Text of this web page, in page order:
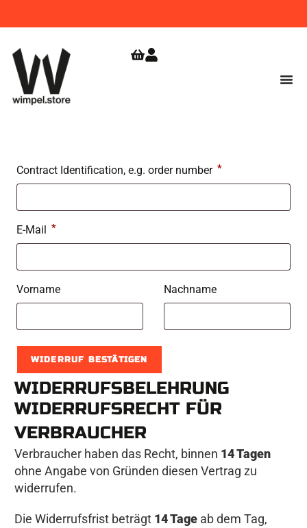
SHOPERÖFFNUNG
Contract Identification, e.g. order number *
E-Mail *
E
-
M
l
(
w
e
Vorname Nachname
WIDERRUF BESTÄTIGEN
WIDERRUFSBELEHRUNG
WIDERRUFSRECHT FÜR
VERBRAUCHER
Verbraucher haben das Recht, binnen 14 Tagen
ohne Angabe von Gründen diesen Vertrag zu
widerrufen.
Die Widerrufsfrist beträgt 14 Tageab dem Tag,